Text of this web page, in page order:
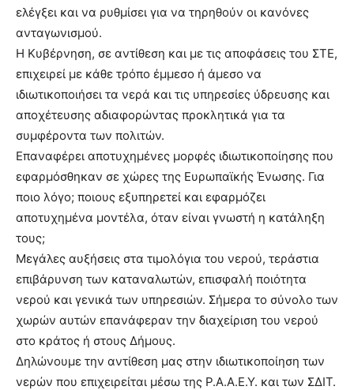
ελέγξει και να ρυθμίσει για να τηρηθούν οι κανόνες
ανταγωνισμού.
Η Κυβέρνηση, σε αντίθεση και με τις αποφάσεις του ΣΤΕ,
επιχειρεί με κάθε τρόπο έμμεσο ή άμεσο να
ιδιωτικοποιήσει τα νερά και τις υπηρεσίες ύδρευσης και
αποχέτευσης αδιαφορώντας προκλητικά για τα
συμφέροντα των πολιτών.
Επαναφέρει αποτυχημένες μορφές ιδιωτικοποίησης που
εφαρμόσθηκαν σε χώρες της Ευρωπαϊκής Ένωσης. Για
ποιο λόγο; ποιους εξυπηρετεί και εφαρμόζει
αποτυχημένα μοντέλα, όταν είναι γνωστή η κατάληξη
τους;
Μεγάλες αυξήσεις στα τιμολόγια του νερού, τεράστια
επιβάρυνση των καταναλωτών, επισφαλή ποιότητα
νερού και γενικά των υπηρεσιών. Σήμερα το σύνολο των
χωρών αυτών επανάφεραν την διαχείριση του νερού
στο κράτος ή στους Δήμους.
Δηλώνουμε την αντίθεση μας στην ιδιωτικοποίηση των
νερών που επιχειρείται μέσω της Ρ.Α.Α.Ε.Υ. και των ΣΔΙΤ.